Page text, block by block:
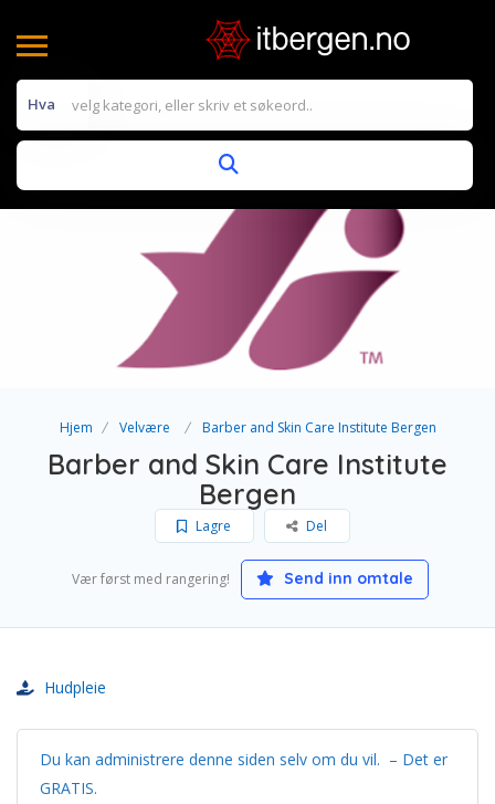
Hva
Hjem Velvære Barber and Skin Care Institute Bergen
Barber and Skin Care Institute
Bergen
Lagre Del
Vær først med rangering! Send inn omtale
Hudpleie
Du kan administrere denne siden selv om du vil. – Det er
GRATIS.